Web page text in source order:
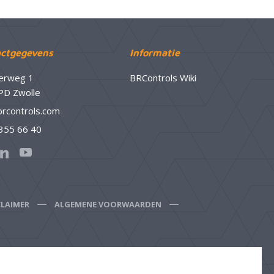
1
Zwolle
66 40
Informatie
BRControls Wiki
ALGEMENE VOORWAARDEN